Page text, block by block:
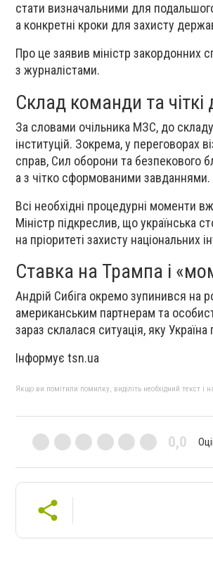
стати визначальними для
а конкретні кроки для захисту
Про це заявив міністр закордонних
з журналістами.
Склад команди та чіткі
За словами очільника МЗС, до
інституцій. Зокрема, у переговорах
справ, Сил оборони та безпекового
а з чітко сформованими завданнями.
Всі необхідні процедурні моменти
Міністр підкреслив, що українська
на пріоритеті захисту національних
Ставка на Трампа і
Андрій Сибіга окремо зупинився на
американським партнерам та
зараз склалася ситуація, яку
Інформує tsn.ua
Якщо ви помітили помилку, виділіть необхідний текст і
0,0